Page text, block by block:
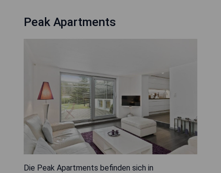
Peak Apartments
Die Peak Apartments befinden sich in